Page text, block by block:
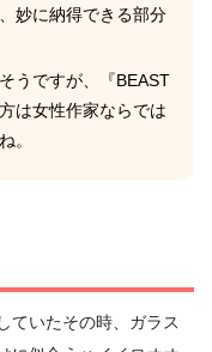
妙に納得できる部分
うですが、『BEAST
は女性作家ならでは
。
ていたその時、ガラス